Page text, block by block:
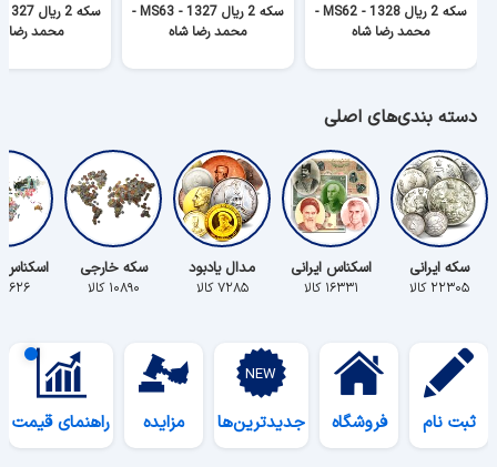
سکه 2 ریال 1328 - MS62 -
محمد رضا شاه
سکه 2 ریال 1327 - MS63 -
محمد رضا شاه
محمد رضا
دسته بندی‌های اصلی
سکه ایرانی
۲۲۳۰۵ کالا
اسکناس ایرانی
۱۶۳۳۱ کالا
مدال یادبود
۷۲۸۵ کالا
سکه خارجی
۱۰۸۹۰ کالا ۵۶۲۶ کالا
ثبت نام فروشگاه جدیدترین‌ها مزایده راهنمای قیمت